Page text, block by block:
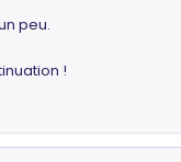
peu.
!